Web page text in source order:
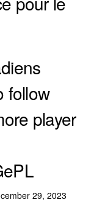
follow
player
29, 2023